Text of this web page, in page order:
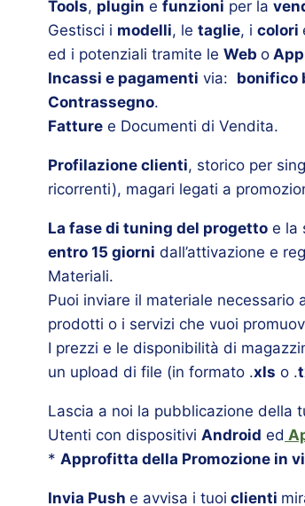
Tools, plugin e funzioni per la
Gestisci i modelli, le taglie, i colori
ed i potenziali tramite le Web o
Incassi e pagamenti via: bonifico
Contrassegno.
Fatture e Documenti di Vendita.
Profilazione clienti, storico per
ricorrenti), magari legati a
La fase di tuning del progetto e la
entro 15 giorni dall’attivazione e
Materiali.
Puoi inviare il materiale
prodotti o i servizi che vuoi
I prezzi e le disponibilità di
un upload di file (in formato .xls o .
Lascia a noi la pubblicazione della
Utenti con dispositivi Android ed
* Approfitta della Promozione in
Invia Push e avvisa i tuoi clienti